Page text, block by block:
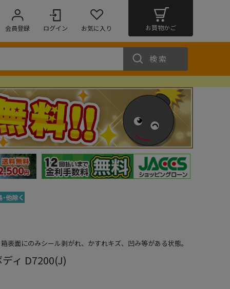
会員登録 ログイン お気に入り お買物かご
検索
表面にのみシール剥がれ、かすれキズ、凹み等がある状態。
ィ D7200(J)